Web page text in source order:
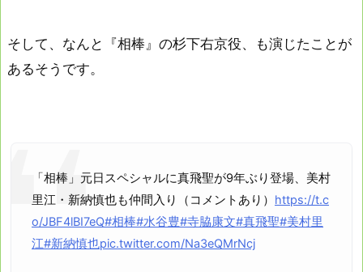
そして、なんと『相棒』の杉下右京役、も演じたことが
あるそうです。
「相棒」元日スペシャルに真飛聖が9年ぶり登場、美村
里江・新納慎也も仲間入り（コメントあり） https://t.c
o/JBF4lBI7eQ#相棒#水谷豊#寺脇康文#真飛聖#美村里
江#新納慎也pic.twitter.com/Na3eQMrNcj